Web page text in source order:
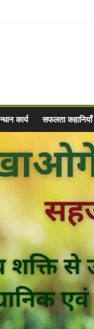
Promotions
कार्य सफलता कहानियाँ